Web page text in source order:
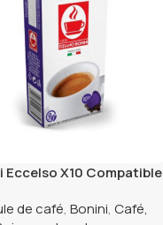
Eccelso X10 Compatible
de café, Bonini, Café,